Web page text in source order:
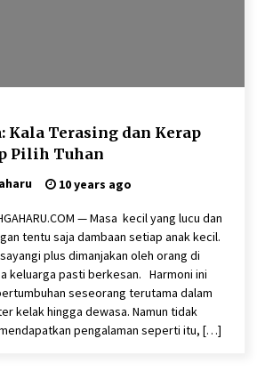
Kala Terasing dan Kerap
Pilih Tuhan
10 years ago
— Masa kecil yang lucu dan
tentu saja dambaan setiap anak kecil.
plus dimanjakan oleh orang di
keluarga pasti berkesan. Harmoni ini
seseorang terutama dalam
kelak hingga dewasa. Namun tidak
pengalaman seperti itu, […]